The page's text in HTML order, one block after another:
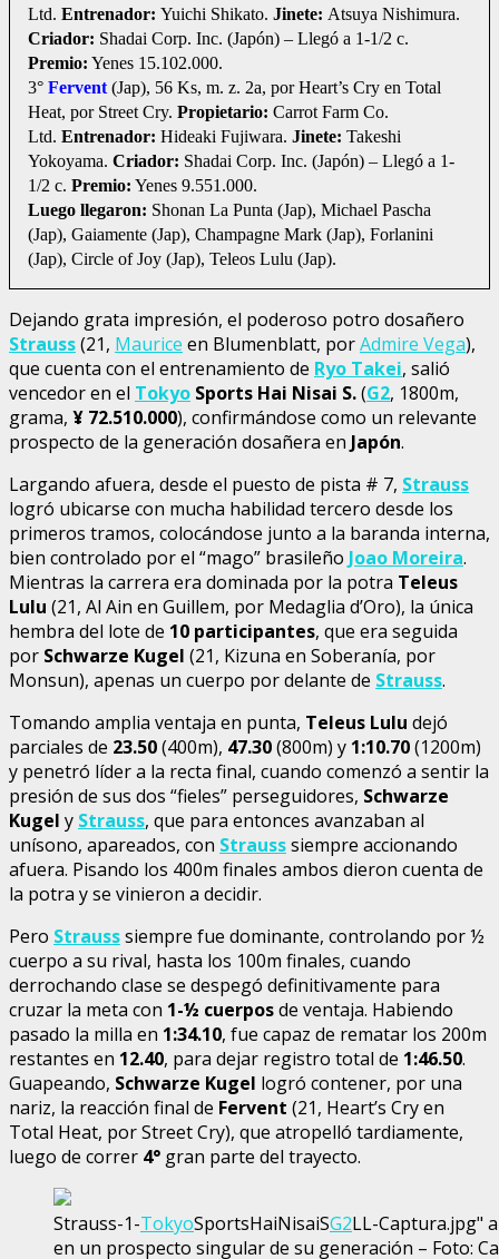
Ltd. Entrenador: Yuichi Shikato. Jinete: Atsuya Nishimura.
Criador: Shadai Corp. Inc. (Japón) – Llegó a 1-1/2 c.
Premio: Yenes 15.102.000.
3° Fervent (Jap), 56 Ks, m. z. 2a, por Heart’s Cry en Total
Heat, por Street Cry. Propietario: Carrot Farm Co.
Ltd. Entrenador: Hideaki Fujiwara. Jinete: Takeshi
Yokoyama. Criador: Shadai Corp. Inc. (Japón) – Llegó a 1-
1/2 c. Premio: Yenes 9.551.000.
Luego llegaron: Shonan La Punta (Jap), Michael Pascha
(Jap), Gaiamente (Jap), Champagne Mark (Jap), Forlanini
(Jap), Circle of Joy (Jap), Teleos Lulu (Jap).
Dejando grata impresión, el poderoso potro dosañero
Strauss(21, Maurice en Blumenblatt, porAdmire Vega),
que cuenta con el entrenamiento de Ryo Takei, salió
vencedor en el Tokyo Sports Hai Nisai S.(G2, 1800m,
grama, ¥ 72.510.000), confirmándose como un relevante
prospecto de la generación dosañera en Japón.
Largando afuera, desde el puesto de pista # 7, Strauss
logró ubicarse con mucha habilidad tercero desde los
primeros tramos, colocándose junto a la baranda interna,
bien controlado por el “mago” brasileño Joao Moreira.
Mientras la carrera era dominada por la potra Teleus
Lulu (21, Al Ain en Guillem, por Medaglia d’Oro), la única
hembra del lote de 10 participantes, que era seguida
por Schwarze Kugel (21, Kizuna en Soberanía, por
Monsun), apenas un cuerpo por delante de Strauss.
Tomando amplia ventaja en punta, Teleus Lulu dejó
parciales de 23.50(400m), 47.30(800m) y 1:10.70(1200m)
y penetró líder a la recta final, cuando comenzó a sentir la
presión de sus dos “fieles” perseguidores, Schwarze
Kugel y Strauss, que para entonces avanzaban al
unísono, apareados, con Strausssiempre accionando
afuera. Pisando los 400m finales ambos dieron cuenta de
la potra y se vinieron a decidir.
Pero Strausssiempre fue dominante, controlando por ½
cuerpo a su rival, hasta los 100m finales, cuando
derrochando clase se despegó definitivamente para
cruzar la meta con 1-½ cuerposde ventaja. Habiendo
pasado la milla en 1:34.10, fue capaz de rematar los 200m
restantes en 12.40, para dejar registro total de 1:46.50.
Guapeando, Schwarze Kugel logró contener, por una
nariz, la reacción final de Fervent (21, Heart’s Cry en
Total Heat, por Street Cry), que atropelló tardiamente,
luego de correr 4° gran parte del trayecto.
Strauss-1-TokyoSportsHaiNisaiSG2LL-Captura.jpg"
en un prospecto singular de su generación – Foto: